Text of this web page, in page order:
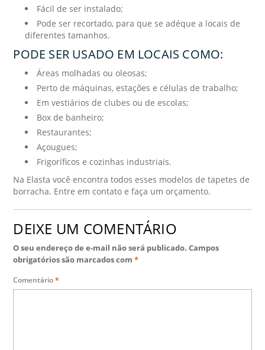
Fácil de ser instalado;
Pode ser recortado, para que se adéque a locais de
diferentes tamanhos.
PODE SER USADO EM LOCAIS COMO:
Áreas molhadas ou oleosas;
Perto de máquinas, estações e células de trabalho;
Em vestiários de clubes ou de escolas;
Box de banheiro;
Restaurantes;
Açougues;
Frigoríficos e cozinhas industriais.
Na Elasta você encontra todos esses modelos de tapetes de
borracha. Entre em contato e faça um orçamento.
DEIXE UM COMENTÁRIO
O seu endereço de e-mail não será publicado. Campos
obrigatórios são marcados com*
Comentário*